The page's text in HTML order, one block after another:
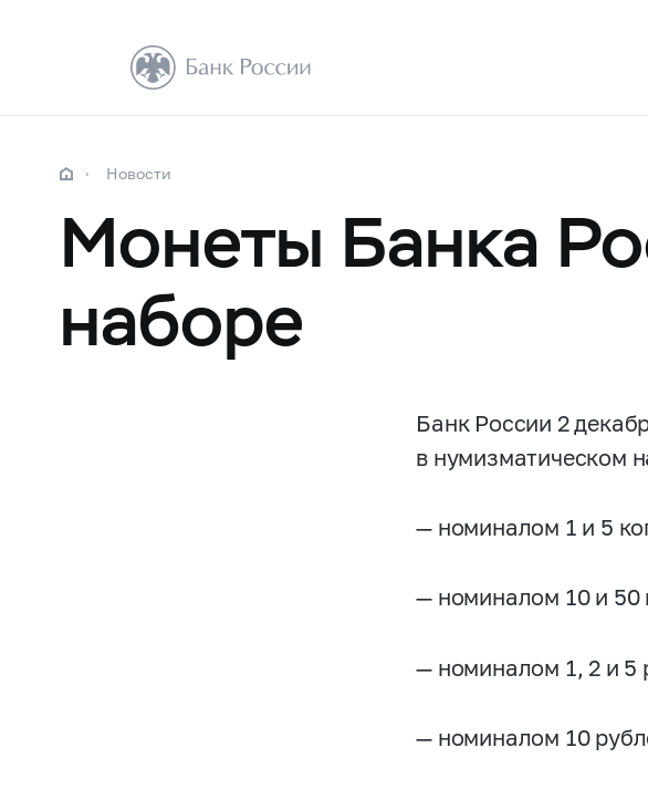
Новости
Монеты Банка
наборе
Банк России 2
в нумизматическом
— номиналом 1 и 5
— номиналом 10 и 50
— номиналом 1, 2 и 5
— номиналом 10